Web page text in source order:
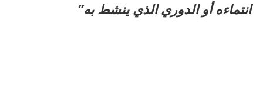
انتماءه أو الدوري الذي ينشط به”